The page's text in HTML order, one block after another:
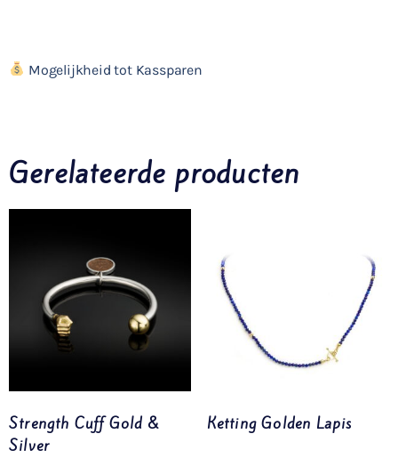
Mogelijkheid tot Kassparen
Gerelateerde producten
Strength Cuff Gold &
Silver
Ketting Golden Lapis